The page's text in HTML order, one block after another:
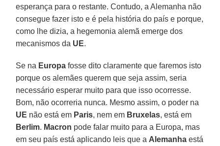
esperança para o restante. Contudo, a Alemanha não
consegue fazer isto e é pela história do país e porque,
como lhe dizia, a hegemonia alemã emerge dos
mecanismos da UE.
Se na Europa fosse dito claramente que faremos isto
porque os alemães querem que seja assim, seria
necessário esperar muito para que isso ocorresse.
Bom, não ocorreria nunca. Mesmo assim, o poder na
UE não está em Paris, nem em Bruxelas, está em
Berlim. Macron pode falar muito para a Europa, mas
em seu país está aplicando leis que a Alemanha está